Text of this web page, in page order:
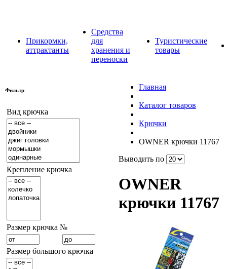
Прикормки,
аттрактанты
Средства
для
хранения и
переноски
Туристические
товары
Фильтр
Вид крючка
Крепление крючка
Размер крючка №
Размер большого крючка
Главная
Каталог товаров
Крючки
OWNER крючки 11767
Выводить по
OWNER
крючки 11767